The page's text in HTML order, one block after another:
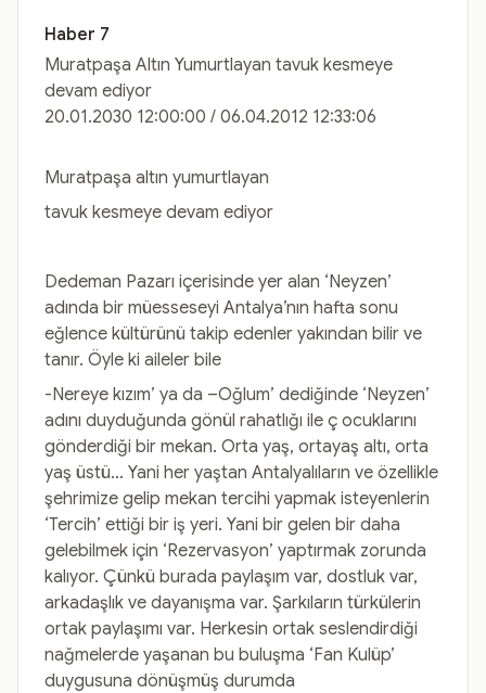
Haber 7
Muratpaşa Altın Yumurtlayan tavuk kesmeye
devam ediyor
20.01.2030 12:00:00 / 06.04.2012 12:33:06
Muratpaşa altın yumurtlayan
tavuk kesmeye devam ediyor
Dedeman Pazarı içerisinde yer alan ‘Neyzen’
adında bir müesseseyi Antalya’nın hafta sonu
eğlence kültürünü takip edenler yakından bilir ve
tanır. Öyle ki aileler bile
-Nereye kızım’ ya da –Oğlum’ dediğinde ‘Neyzen’
adını duyduğunda gönül rahatlığı ile ç ocuklarını
gönderdiği bir mekan. Orta yaş, ortayaş altı, orta
yaş üstü… Yani her yaştan Antalyalıların ve özellikle
şehrimize gelip mekan tercihi yapmak isteyenlerin
‘Tercih’ ettiği bir iş yeri. Yani bir gelen bir daha
gelebilmek için ‘Rezervasyon’ yaptırmak zorunda
kalıyor. Çünkü burada paylaşım var, dostluk var,
arkadaşlık ve dayanışma var. Şarkıların türkülerin
ortak paylaşımı var. Herkesin ortak seslendirdiği
nağmelerde yaşanan bu buluşma ‘Fan Kulüp’
duygusuna dönüşmüş durumda